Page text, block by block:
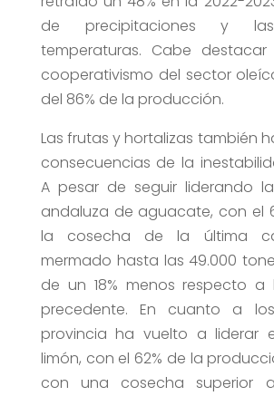
de precipitaciones y
temperaturas. Cabe
cooperativismo del sector
del 86% de la producción.
Las frutas y hortalizas también
consecuencias de la
A pesar de seguir liderando
andaluza de aguacate, con el
la cosecha de la última
mermado hasta las 49.000
de un 18% menos respecto
precedente. En cuanto a
provincia ha vuelto a liderar
limón, con el 62% de la
con una cosecha superior